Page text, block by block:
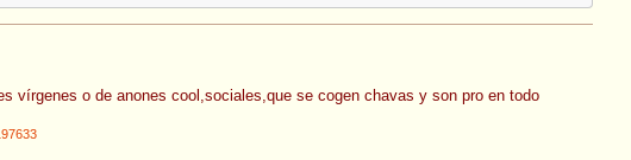
vírgenes o de anones cool,sociales,que se cogen chavas y son pro en todo